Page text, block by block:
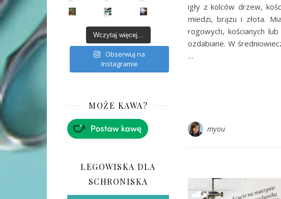
Wczytaj więcej...
Obserwuj na
Instagramie
MOŻE KAWA?
LEGOWISKA DLA
SCHRONISKA
igły z kolców drzew,
miedzi, brązu i złota.
rogowych, kościanych
ozdabiane. W
…
myou